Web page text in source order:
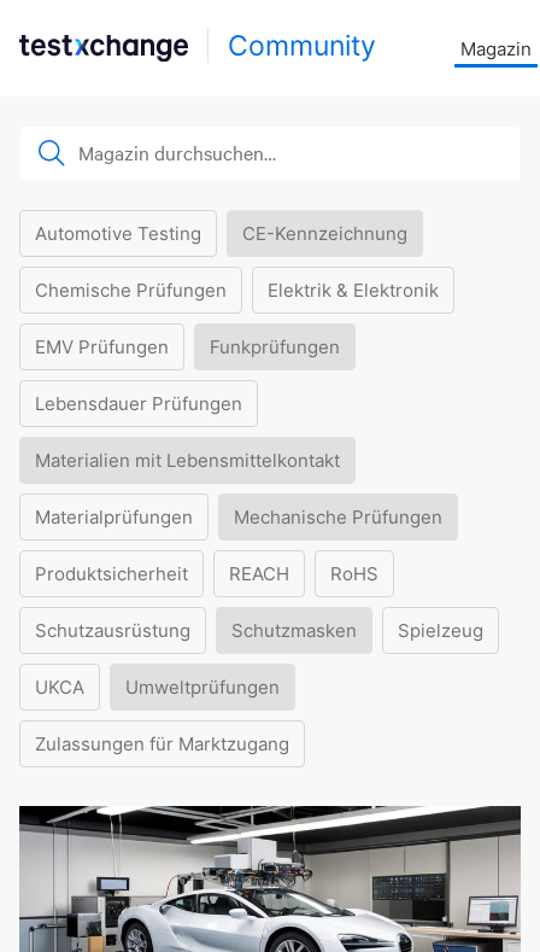
Community Magazin
Automotive Testing CE-Kennzeichnung
Chemische Prüfungen Elektrik & Elektronik
EMV Prüfungen Funkprüfungen
Lebensdauer Prüfungen
Materialien mit Lebensmittelkontakt
Materialprüfungen Mechanische Prüfungen
Produktsicherheit REACH RoHS
Schutzausrüstung Schutzmasken Spielzeug
UKCA Umweltprüfungen
Zulassungen für Marktzugang